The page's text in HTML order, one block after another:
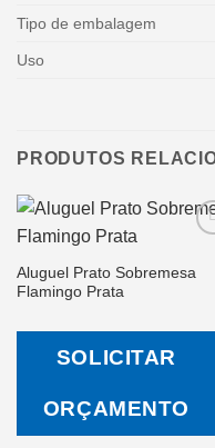
Tipo de embalagem
Uso
PRODUTOS
Aluguel Prato Sobremesa
Flamingo Prata
SOLICITAR
ORÇAMENTO